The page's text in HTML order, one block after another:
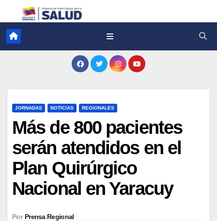
JORNADAS NOTICIAS REGIONALES
Más de 800 pacientes
serán atendidos en el
Plan Quirúrgico
Nacional en Yaracuy
Por Prensa Regional